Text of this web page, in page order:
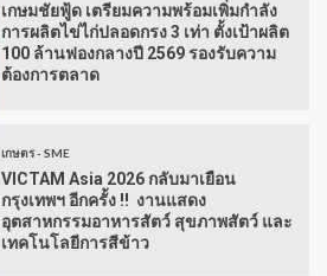
เกษมชัยฟู้ด เตรียมความพร้อมเพิ่มกำลัง
การผลิตไข่ไก่ปลอดกรง 3 เท่า ตั้งเป้าผลิต
100 ล้านฟองกลางปี 2569 รองรับความ
ต้องการตลาด
เกษตร - SME
VICTAM Asia 2026 กลับมาเยือน
กรุงเทพฯ อีกครั้ง !! งานแสดง
อุตสาหกรรมอาหารสัตว์ สุขภาพสัตว์ และ
เทคโนโลยีการสีข้าว